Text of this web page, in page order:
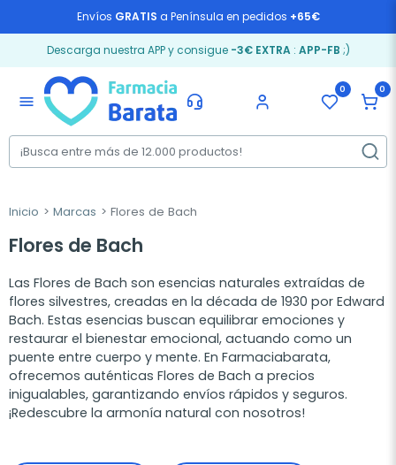
Envíos GRATIS a Península en pedidos +65€
Descarga nuestra APP y consigue -3€ EXTRA: APP-FB ;)
menu
0 0
Inicio Marcas Flores de Bach
Flores de Bach
Las Flores de Bach son esencias naturales extraídas de
flores silvestres, creadas en la década de 1930 por Edward
Bach. Estas esencias buscan equilibrar emociones y
restaurar el bienestar emocional, actuando como un
puente entre cuerpo y mente. En Farmaciabarata,
ofrecemos auténticas Flores de Bach a precios
inigualables, garantizando envíos rápidos y seguros.
¡Redescubre la armonía natural con nosotros!